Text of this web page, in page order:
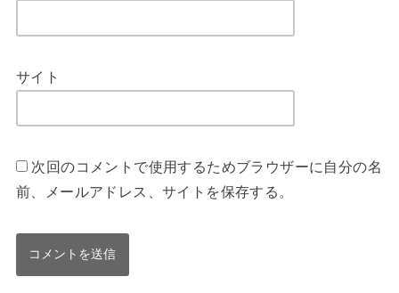
サイト
次回のコメントで使用するためブラウザーに自分の名
前、メールアドレス、サイトを保存する。